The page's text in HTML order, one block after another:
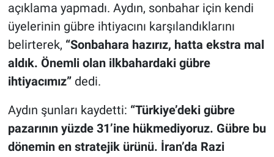
açıklama yapmadı. Aydın, sonbahar için kendi
üyelerinin gübre ihtiyacını karşılandıklarını
belirterek, “Sonbahara hazırız, hatta ekstra mal
aldık. Önemli olan ilkbahardaki gübre
ihtiyacımız”dedi.
Aydın şunları kaydetti: “Türkiye’deki gübre
pazarının yüzde 31’ine hükmediyoruz. Gübre bu
dönemin en stratejik ürünü. İran’da Razi